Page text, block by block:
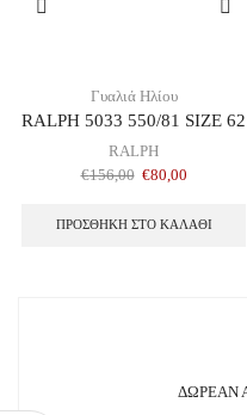
Γυαλιά Ηλίου
RALPH 5033 550/81 SIZE 62
RALPH
€156,00 €80,00
ΠΡΟΣΘΉΚΗ ΣΤΟ ΚΑΛΆΘΙ
ΔΩΡΕΑΝ